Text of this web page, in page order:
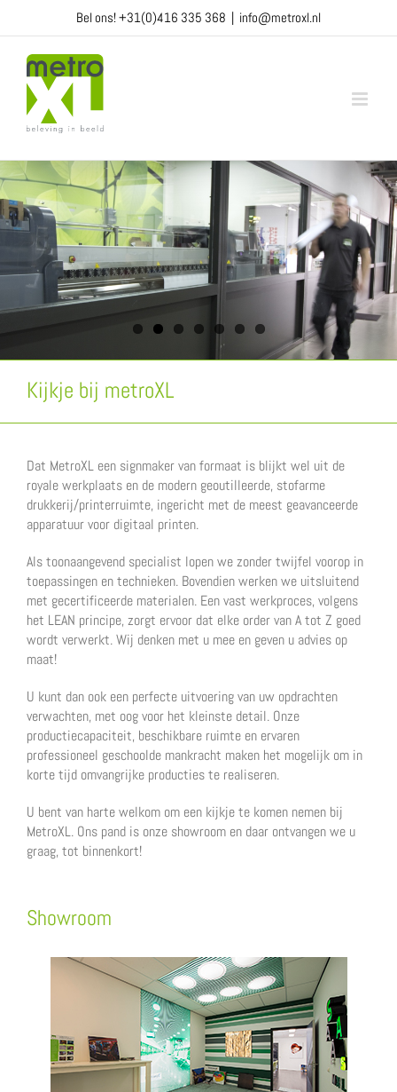
Bel ons!+31(0)416 335 368 | info@metroxl.nl
Kijkje bij metroXL
Dat MetroXL een signmaker van formaat is blijkt wel uit de
royale werkplaats en de modern geoutilleerde, stofarme
drukkerij/printerruimte, ingericht met de meest geavanceerde
apparatuur voor digitaal printen.
Als toonaangevend specialist lopen we zonder twijfel voorop in
toepassingen en technieken. Bovendien werken we uitsluitend
met gecertificeerde materialen. Een vast werkproces, volgens
het LEAN principe, zorgt ervoor dat elke order van A tot Z goed
wordt verwerkt. Wij denken met u mee en geven u advies op
maat!
U kunt dan ook een perfecte uitvoering van uw opdrachten
verwachten, met oog voor het kleinste detail. Onze
productiecapaciteit, beschikbare ruimte en ervaren
professioneel geschoolde mankracht maken het mogelijk om in
korte tijd omvangrijke producties te realiseren.
U bent van harte welkom om een kijkje te komen nemen bij
MetroXL. Ons pand is onze showroom en daar ontvangen we u
graag, tot binnenkort!
Showroom